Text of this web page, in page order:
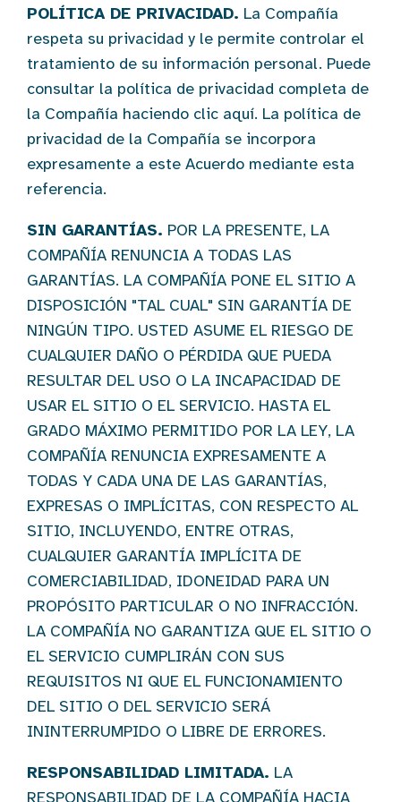
POLÍTICA DE PRIVACIDAD. La Compañía
respeta su privacidad y le permite controlar el
tratamiento de su información personal. Puede
consultar la política de privacidad completa de
la Compañía haciendo clic aquí. La política de
privacidad de la Compañía se incorpora
expresamente a este Acuerdo mediante esta
referencia.
SIN GARANTÍAS. POR LA PRESENTE, LA
COMPAÑÍA RENUNCIA A TODAS LAS
GARANTÍAS. LA COMPAÑÍA PONE EL SITIO A
DISPOSICIÓN "TAL CUAL" SIN GARANTÍA DE
NINGÚN TIPO. USTED ASUME EL RIESGO DE
CUALQUIER DAÑO O PÉRDIDA QUE PUEDA
RESULTAR DEL USO O LA INCAPACIDAD DE
USAR EL SITIO O EL SERVICIO. HASTA EL
GRADO MÁXIMO PERMITIDO POR LA LEY, LA
COMPAÑÍA RENUNCIA EXPRESAMENTE A
TODAS Y CADA UNA DE LAS GARANTÍAS,
EXPRESAS O IMPLÍCITAS, CON RESPECTO AL
SITIO, INCLUYENDO, ENTRE OTRAS,
CUALQUIER GARANTÍA IMPLÍCITA DE
COMERCIABILIDAD, IDONEIDAD PARA UN
PROPÓSITO PARTICULAR O NO INFRACCIÓN.
LA COMPAÑÍA NO GARANTIZA QUE EL SITIO O
EL SERVICIO CUMPLIRÁN CON SUS
REQUISITOS NI QUE EL FUNCIONAMIENTO
DEL SITIO O DEL SERVICIO SERÁ
ININTERRUMPIDO O LIBRE DE ERRORES.
RESPONSABILIDAD LIMITADA. LA
RESPONSABILIDAD DE LA COMPAÑÍA HACIA